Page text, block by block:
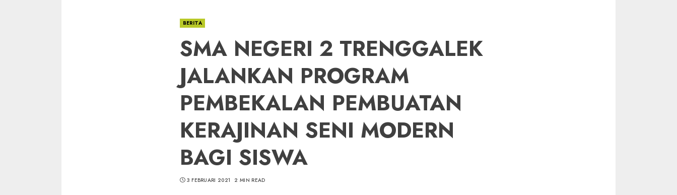
BERITA
SMA NEGERI 2 TRENGGALEK
JALANKAN PROGRAM
PEMBEKALAN PEMBUATAN
KERAJINAN SENI MODERN
BAGI SISWA
3 FEBRUARI 2021 2 MIN READ